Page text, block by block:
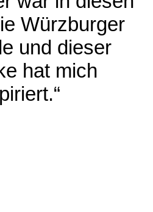
Würzburger
und dieser
hat mich